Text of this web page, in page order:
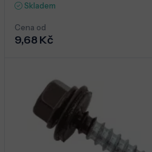
Skladem
Cena od
9,68 Kč